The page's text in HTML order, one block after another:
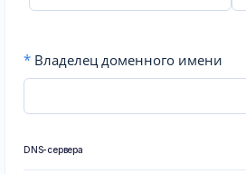
* Владелец доменного имени
DNS-сервера